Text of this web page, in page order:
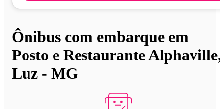
Ônibus com embarque em
Posto e Restaurante
Luz - MG